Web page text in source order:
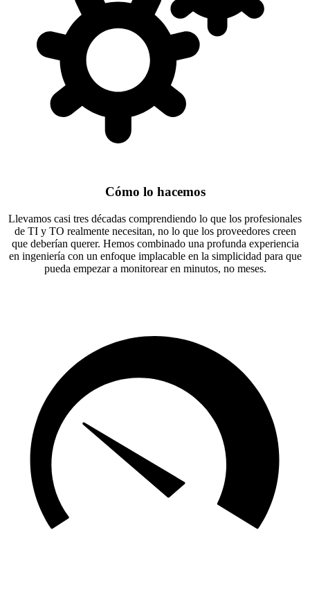
Cómo lo hacemos
Llevamos casi tres décadas comprendiendo lo que los profesionales
de TI y TO realmente necesitan, no lo que los proveedores creen
que deberían querer. Hemos combinado una profunda experiencia
en ingeniería con un enfoque implacable en la simplicidad para que
pueda empezar a monitorear en minutos, no meses.